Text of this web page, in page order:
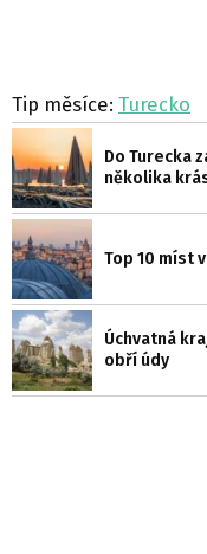
Tip měsíce: Turecko
Do Turecka
několika
Top 10 míst
Úchvatná
obří údy